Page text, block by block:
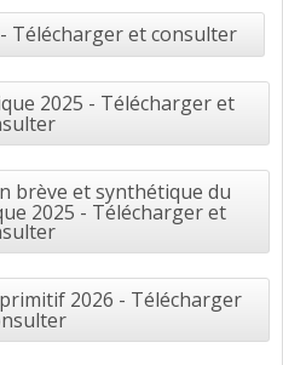
Télécharger et consulter
2025 - Télécharger et
brève et synthétique du
2025 - Télécharger et
2026 - Télécharger